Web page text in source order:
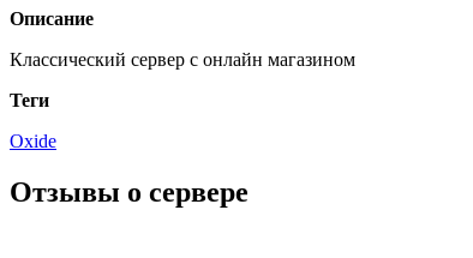
Описание
Классический сервер с онлайн магазином
Теги
Oxide
Отзывы о сервере